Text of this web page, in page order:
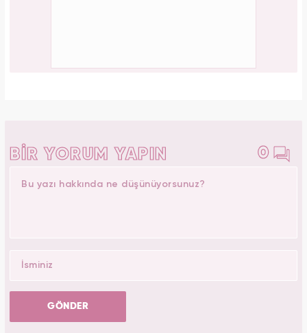
BİR YORUM YAPIN 0
GÖNDER